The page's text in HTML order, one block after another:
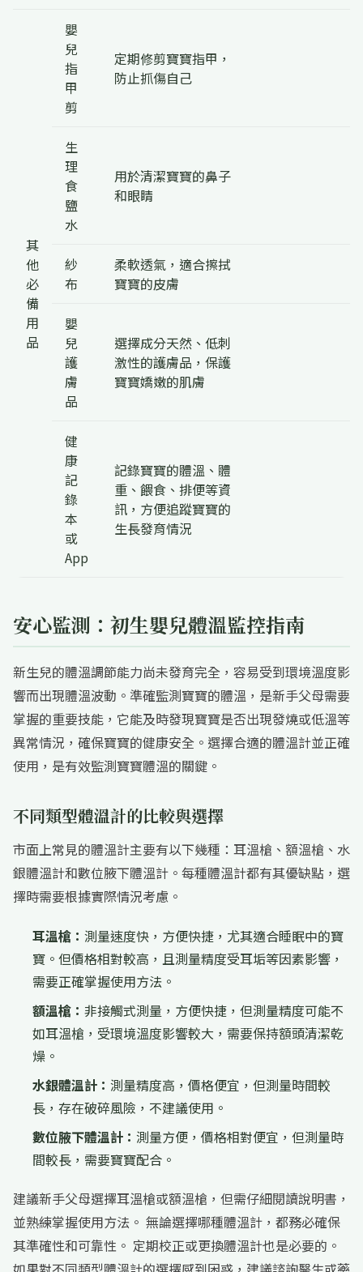
其
他
必
備
用
品
嬰
兒
指
甲
剪
定期修剪寶寶指甲，
防止抓傷自己
生
理
食
鹽
水
用於清潔寶寶的鼻子
和眼睛
紗
布
柔軟透氣，適合擦拭
寶寶的皮膚
嬰
兒
護
膚
品
選擇成分天然、低刺
激性的護膚品，保護
寶寶嬌嫩的肌膚
健
康
記
錄
本
或
App
記錄寶寶的體溫、體
重、餵食、排便等資
訊，方便追蹤寶寶的
生長發育情況
安心監測：初生嬰兒體溫監控指南
新生兒的體溫調節能力尚未發育完全，容易受到環境溫度影
響而出現體溫波動。準確監測寶寶的體溫，是新手父母需要
掌握的重要技能，它能及時發現寶寶是否出現發燒或低溫等
異常情況，確保寶寶的健康安全。選擇合適的體溫計並正確
使用，是有效監測寶寶體溫的關鍵。
不同類型體溫計的比較與選擇
市面上常見的體溫計主要有以下幾種：耳溫槍、額溫槍、水
銀體溫計和數位腋下體溫計。每種體溫計都有其優缺點，選
擇時需要根據實際情況考慮。
耳溫槍： 測量速度快，方便快捷，尤其適合睡眠中的寶
寶。但價格相對較高，且測量精度受耳垢等因素影響，
需要正確掌握使用方法。
額溫槍： 非接觸式測量，方便快捷，但測量精度可能不
如耳溫槍，受環境溫度影響較大，需要保持額頭清潔乾
燥。
水銀體溫計： 測量精度高，價格便宜，但測量時間較
長，存在破碎風險，不建議使用。
數位腋下體溫計： 測量方便，價格相對便宜，但測量時
間較長，需要寶寶配合。
建議新手父母選擇耳溫槍或額溫槍，但需仔細閱讀說明書，
並熟練掌握使用方法。 無論選擇哪種體溫計，都務必確保
其準確性和可靠性。 定期校正或更換體溫計也是必要的。